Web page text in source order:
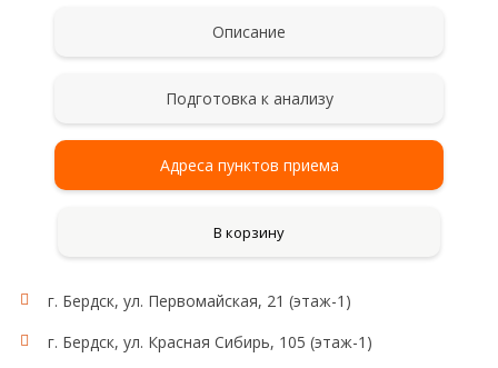
Описание
Подготовка к анализу
Адреса пунктов приема
В корзину
г. Бердск, ул. Первомайская, 21 (этаж-1)
г. Бердск, ул. Красная Сибирь, 105 (этаж-1)